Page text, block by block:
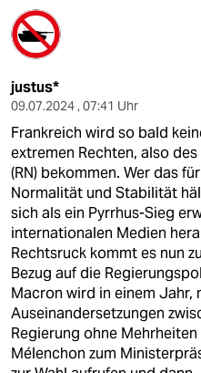
justus*
09.07.2024 , 07:41 Uhr
Frankreich wird so bald
extremen Rechten, also
(RN) bekommen. Wer das
Normalität und Stabilität
sich als ein Pyrrhus-Sieg
internationalen Medien
Rechtsruck kommt es nun
Bezug auf die
Macron wird in einem Jahr,
Auseinandersetzungen
Regierung ohne
Mélenchon zum